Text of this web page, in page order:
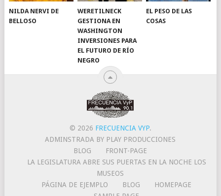
NILDA NERVI DE
BELLOSO
WERETILNECK
GESTIONA EN
WASHINGTON
INVERSIONES PARA
EL FUTURO DE RÍO
NEGRO
EL PESO DE LAS
COSAS
© 2026 FRECUENCIA VYP.
ADMINSTRADA BY PLAY PRODUCCIONES
BLOG
FRONT-PAGE
LA LEGISLATURA ABRE SUS PUERTAS EN LA NOCHE LOS
MUSEOS
PÁGINA DE EJEMPLO
BLOG
HOMEPAGE